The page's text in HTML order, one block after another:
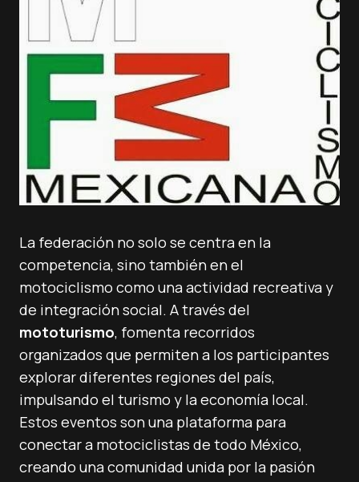
La federación no solo se centra en la
competencia, sino también en el
motociclismo como una actividad recreativa y
de integración social. A través del
mototurismo, fomenta recorridos
organizados que permiten a los participantes
explorar diferentes regiones del país,
impulsando el turismo y la economía local.
Estos eventos son una plataforma para
conectar a motociclistas de todo México,
creando una comunidad unida por la pasión